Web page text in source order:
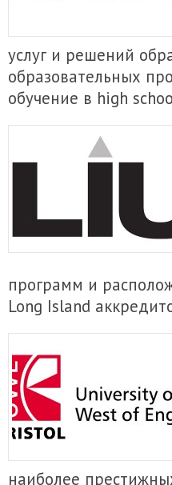
услуг и решений
образовательных
обучение в high
программ и
Long Island
наиболее